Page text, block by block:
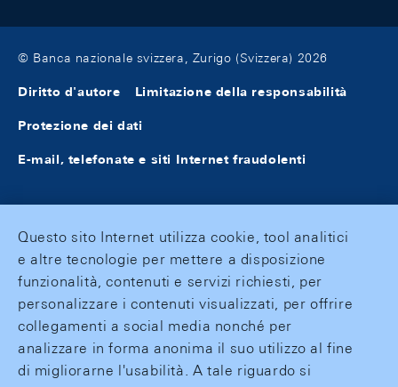
© Banca nazionale svizzera, Zurigo (Svizzera) 2026
Diritto d'autore Limitazione della responsabilità
Protezione dei dati
E-mail, telefonate e siti Internet fraudolenti
Questo sito Internet utilizza cookie, tool analitici
e altre tecnologie per mettere a disposizione
funzionalità, contenuti e servizi richiesti, per
personalizzare i contenuti visualizzati, per offrire
collegamenti a social media nonché per
analizzare in forma anonima il suo utilizzo al fine
di migliorarne l'usabilità. A tale riguardo si